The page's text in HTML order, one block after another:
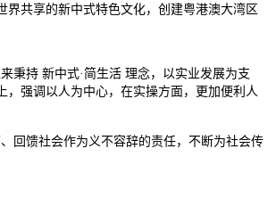
界共享的新中式特色文化，创建粤港澳大湾区
秉持 新中式·简生活 理念，以实业发展为支
，强调以人为中心，在实操方面，更加便利人
回馈社会作为义不容辞的责任，不断为社会传